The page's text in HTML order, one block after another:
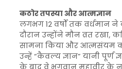
कठोर तपस्या और आत्मज्ञान
लगभग 12 वर्षों तक वर्धमान ने
दौरान उन्होंने मौन व्रत रखा,
सामना किया और आत्मसंयम
उन्हें “कैवल्य ज्ञान” यानी पूर्ण
के बाद वे भगवान महावीरके